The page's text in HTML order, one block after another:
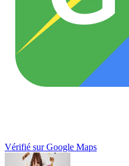
Vérifié sur Google Maps